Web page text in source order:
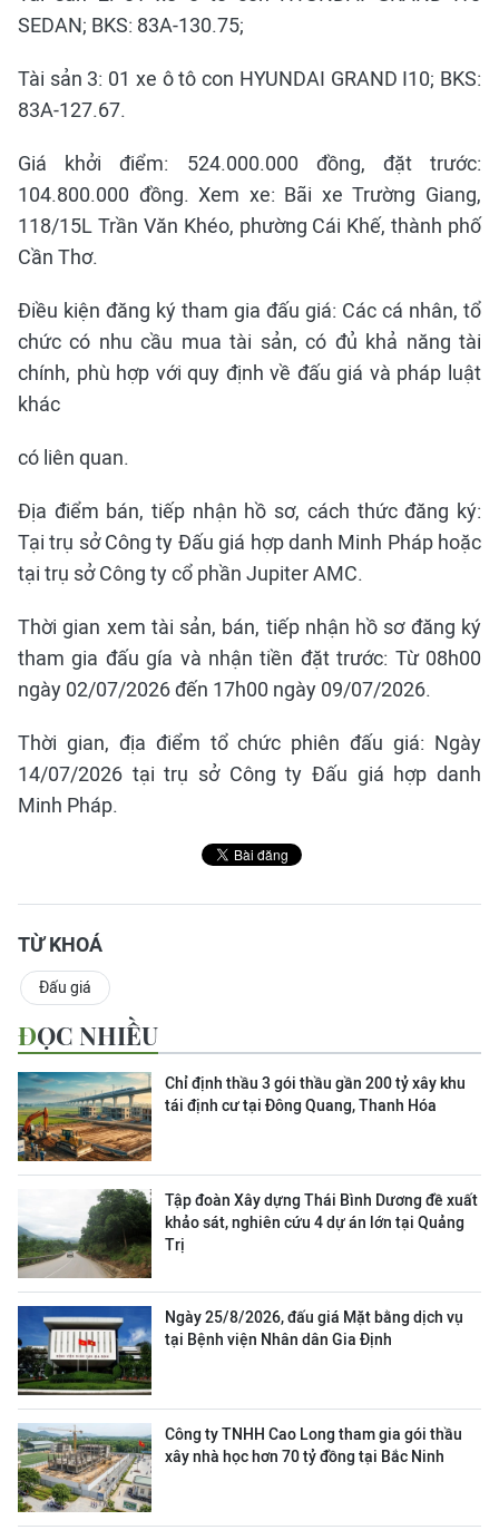
SEDAN; BKS: 83A-130.75;
Tài sản 3: 01 xe ô tô con HYUNDAI GRAND I10; BKS:
83A-127.67.
Giá khởi điểm: 524.000.000 đồng, đặt trước:
104.800.000 đồng. Xem xe: Bãi xe Trường Giang,
118/15L Trần Văn Khéo, phường Cái Khế, thành phố
Cần Thơ.
Điều kiện đăng ký tham gia đấu giá: Các cá nhân, tổ
chức có nhu cầu mua tài sản, có đủ khả năng tài
chính, phù hợp với quy định về đấu giá và pháp luật
khác
có liên quan.
Địa điểm bán, tiếp nhận hồ sơ, cách thức đăng ký:
Tại trụ sở Công ty Đấu giá hợp danh Minh Pháp hoặc
tại trụ sở Công ty cổ phần Jupiter AMC.
Thời gian xem tài sản, bán, tiếp nhận hồ sơ đăng ký
tham gia đấu gía và nhận tiền đặt trước: Từ 08h00
ngày 02/07/2026 đến 17h00 ngày 09/07/2026.
Thời gian, địa điểm tổ chức phiên đấu giá: Ngày
14/07/2026 tại trụ sở Công ty Đấu giá hợp danh
Minh Pháp.
TỪ KHOÁ
Đấu giá
ĐỌC NHIỀU
Chỉ định thầu 3 gói thầu gần 200 tỷ xây khu
tái định cư tại Đông Quang, Thanh Hóa
Tập đoàn Xây dựng Thái Bình Dương đề xuất
khảo sát, nghiên cứu 4 dự án lớn tại Quảng
Trị
Ngày 25/8/2026, đấu giá Mặt bằng dịch vụ
tại Bệnh viện Nhân dân Gia Định
Công ty TNHH Cao Long tham gia gói thầu
xây nhà học hơn 70 tỷ đồng tại Bắc Ninh